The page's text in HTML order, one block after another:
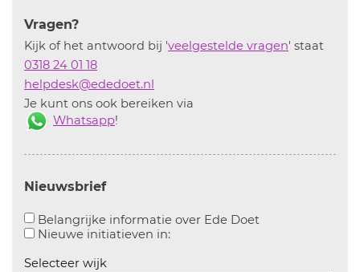
Vragen?
Kijk of het antwoord bij 'veelgestelde vragen' staat
0318 24 01 18
helpdesk@ededoet.nl
Je kunt ons ook bereiken via
Whatsapp!
Nieuwsbrief
Belangrijke informatie over Ede Doet
Nieuwe initiatieven in:Aanvinken om informatie over
Selecteer wijk